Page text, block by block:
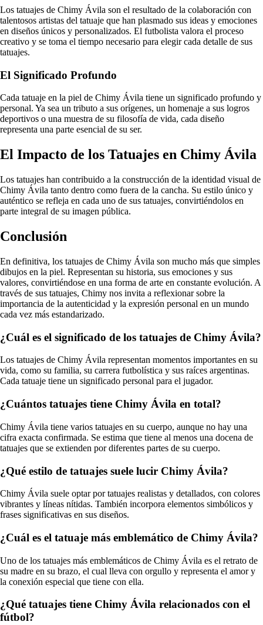
Los tatuajes de Chimy Ávila son el resultado de la colaboración con
talentosos artistas del tatuaje que han plasmado sus ideas y emociones
en diseños únicos y personalizados. El futbolista valora el proceso
creativo y se toma el tiempo necesario para elegir cada detalle de sus
tatuajes.
El Significado Profundo
Cada tatuaje en la piel de Chimy Ávila tiene un significado profundo y
personal. Ya sea un tributo a sus orígenes, un homenaje a sus logros
deportivos o una muestra de su filosofía de vida, cada diseño
representa una parte esencial de su ser.
El Impacto de los Tatuajes en Chimy Ávila
Los tatuajes han contribuido a la construcción de la identidad visual de
Chimy Ávila tanto dentro como fuera de la cancha. Su estilo único y
auténtico se refleja en cada uno de sus tatuajes, convirtiéndolos en
parte integral de su imagen pública.
Conclusión
En definitiva, los tatuajes de Chimy Ávila son mucho más que simples
dibujos en la piel. Representan su historia, sus emociones y sus
valores, convirtiéndose en una forma de arte en constante evolución. A
través de sus tatuajes, Chimy nos invita a reflexionar sobre la
importancia de la autenticidad y la expresión personal en un mundo
cada vez más estandarizado.
¿Cuál es el significado de los tatuajes de Chimy Ávila?
Los tatuajes de Chimy Ávila representan momentos importantes en su
vida, como su familia, su carrera futbolística y sus raíces argentinas.
Cada tatuaje tiene un significado personal para el jugador.
¿Cuántos tatuajes tiene Chimy Ávila en total?
Chimy Ávila tiene varios tatuajes en su cuerpo, aunque no hay una
cifra exacta confirmada. Se estima que tiene al menos una docena de
tatuajes que se extienden por diferentes partes de su cuerpo.
¿Qué estilo de tatuajes suele lucir Chimy Ávila?
Chimy Ávila suele optar por tatuajes realistas y detallados, con colores
vibrantes y líneas nítidas. También incorpora elementos simbólicos y
frases significativas en sus diseños.
¿Cuál es el tatuaje más emblemático de Chimy Ávila?
Uno de los tatuajes más emblemáticos de Chimy Ávila es el retrato de
su madre en su brazo, el cual lleva con orgullo y representa el amor y
la conexión especial que tiene con ella.
¿Qué tatuajes tiene Chimy Ávila relacionados con el
fútbol?